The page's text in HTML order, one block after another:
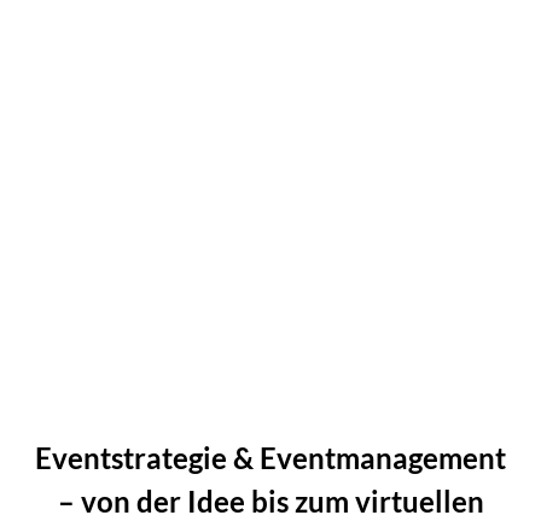
Eventstrategie & Eventmanagement
– von der Idee bis zum virtuellen